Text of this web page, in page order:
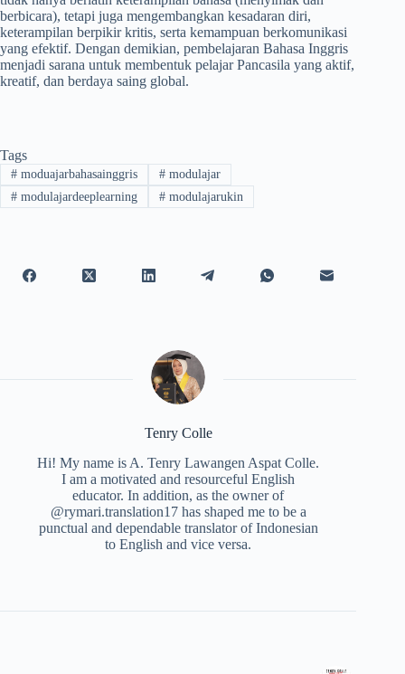
berbicara), tetapi juga mengembangkan kesadaran diri,
keterampilan berpikir kritis, serta kemampuan berkomunikasi
yang efektif. Dengan demikian, pembelajaran Bahasa Inggris
menjadi sarana untuk membentuk pelajar Pancasila yang aktif,
kreatif, dan berdaya saing global.
Tags
#moduajarbahasainggris #modulajar
#modulajardeeplearning #modulajarukin
Tenry Colle
Hi! My name is A. Tenry Lawangen Aspat Colle.
I am a motivated and resourceful English
educator. In addition, as the owner of
@rymari.translation17 has shaped me to be a
punctual and dependable translator of Indonesian
to English and vice versa.